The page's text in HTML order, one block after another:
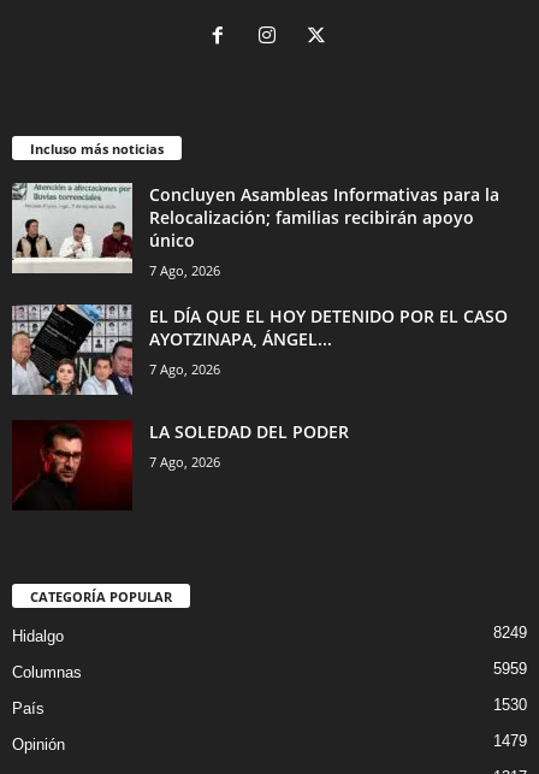
Incluso más noticias
Concluyen Asambleas Informativas para la
Relocalización; familias recibirán apoyo
único
7 Ago, 2026
EL DÍA QUE EL HOY DETENIDO POR EL CASO
AYOTZINAPA, ÁNGEL...
7 Ago, 2026
LA SOLEDAD DEL PODER
7 Ago, 2026
CATEGORÍA POPULAR
Hidalgo 8249
Columnas 5959
País 1530
Opinión 1479